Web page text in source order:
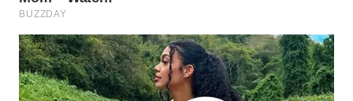
WAHANA
SPORT
WAHANA
UMKM